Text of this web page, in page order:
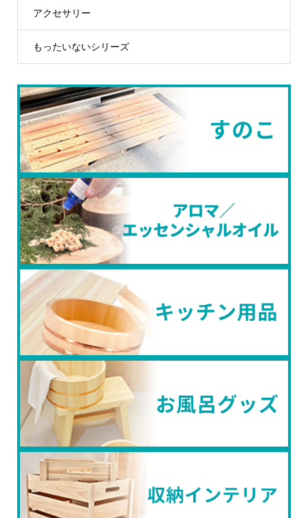
アクセサリー
もったいないシリーズ